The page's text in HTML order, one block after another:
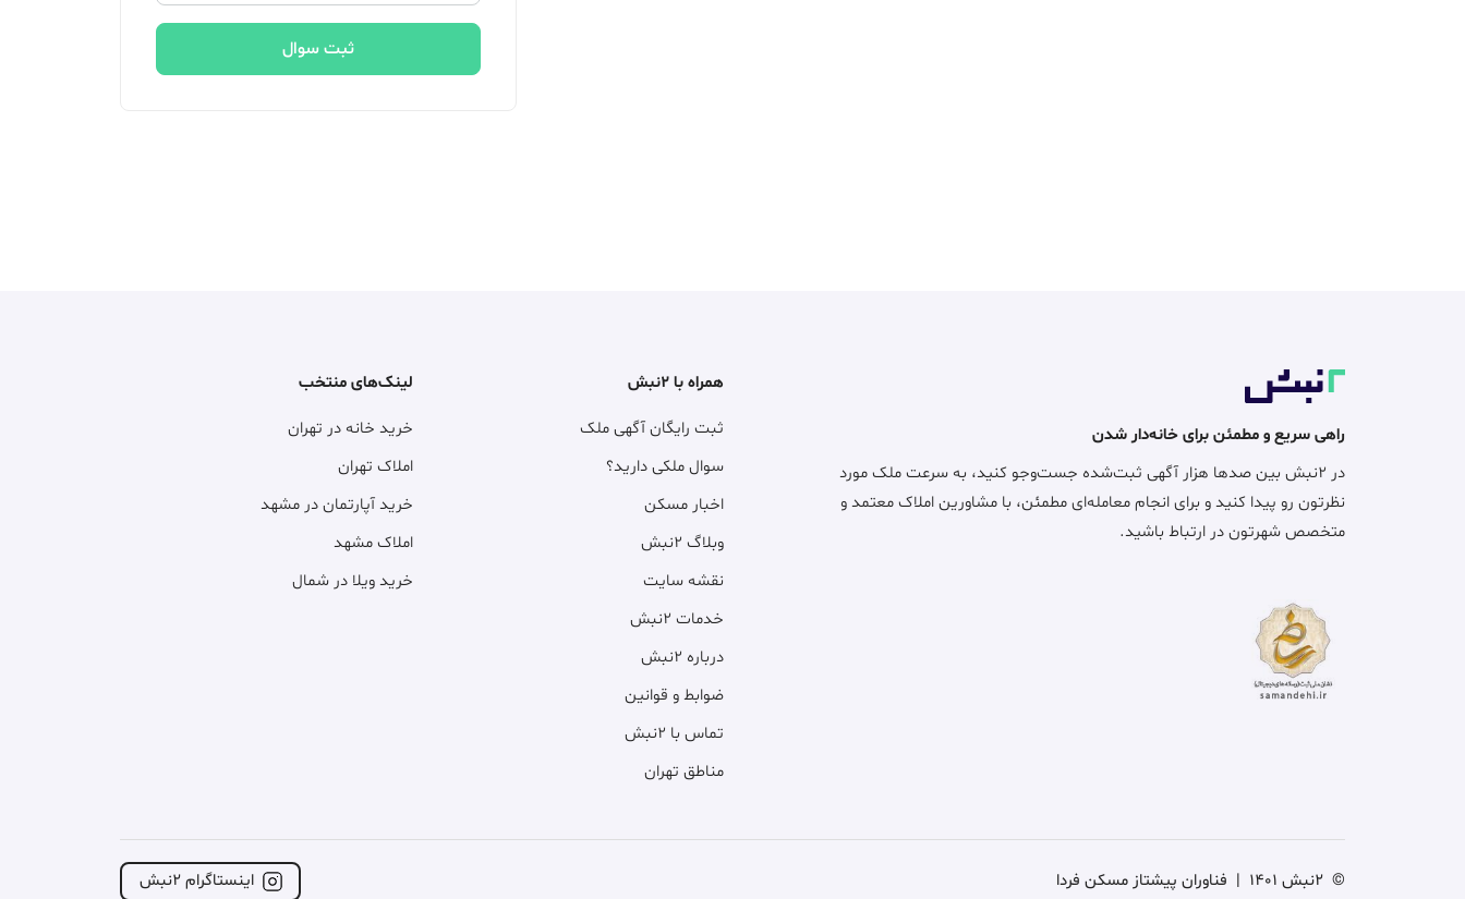
ثبت سوال
راهی سریع و مطمئن برای خانه‌دار شدن
در ۲نبش بین صدها هزار آگهی ثبت‌شده جست‌وجو کنید، به سرعت ملک مورد
نظرتون رو پیدا کنید و برای انجام معامله‌ای مطمئن، با مشاورین املاک معتمد و
متخصص شهرتون در ارتباط باشید.
همراه با ۲نبش
ثبت رایگان آگهی ملک
سوال ملکی دارید؟
اخبار مسکن
وبلاگ ۲نبش
نقشه سایت
خدمات ۲نبش
درباره ۲نبش
ضوابط و قوانین
تماس با ۲نبش
مناطق تهران
لینک‌های منتخب
خرید خانه در تهران
املاک تهران
خرید آپارتمان در مشهد
املاک مشهد
خرید ویلا در شمال
اینستاگرام ۲نبش © 2نبش 1401 | فناوران پیشتاز مسکن فردا